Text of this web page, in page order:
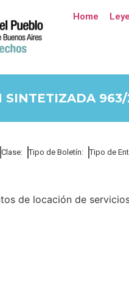
Home
SINTETIZADA
Clase: Tipo de Boletín: Tipo de
de locación de